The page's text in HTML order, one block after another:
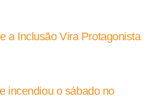
a Inclusão Vira Protagonista
incendiou o sábado no